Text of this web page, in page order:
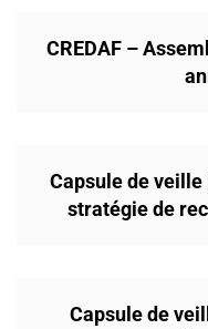
CREDAF –
Capsule de veille
stratégie de
Capsule de